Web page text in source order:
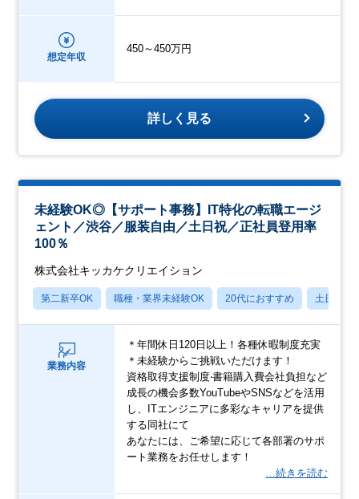
想定年収
450～450万円
詳しく見る
未経験OK◎【サポート事務】IT特化の転職エージ
ェント／渋⾕／服装⾃由／土日祝／正社員登用率
100％
株式会社キッカケクリエイション
第二新卒OK 職種・業界未経験OK 20代におすすめ 土日祝休
業務内容
＊年間休⽇120⽇以上！各種休暇制度充実
＊未経験からご挑戦いただけます！
資格取得⽀援制度‧書籍購⼊費会社負担など
成⻑の機会多数YouTubeやSNSなどを活⽤
し、ITエンジニアに多彩なキャリアを提供
する同社にて
あなたには、ご希望に応じて各部署のサポ
ート業務をお任せします！
…続きを読む